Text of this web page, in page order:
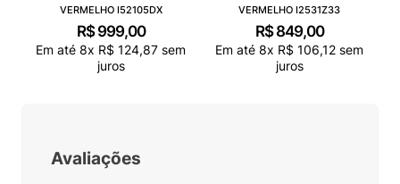
VERMELHO I52105DX
R$ 999,00
Em até 8x R$ 124,87 sem
juros
VERMELHO I2531Z33
R$ 849,00
Em até 8x R$ 106,12 sem
juros
Avaliações